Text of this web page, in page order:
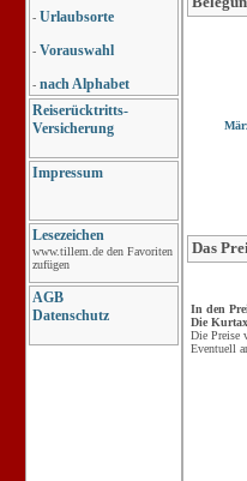
- Urlaubsorte
- Vorauswahl
-nach Alphabet
Reiserücktritts-
Versicherung
Impressum
Lesezeichen
www.tillem.de den Favoriten
zufügen
AGB
Datenschutz
Das
In den
Die
Die Preise
Eventuell